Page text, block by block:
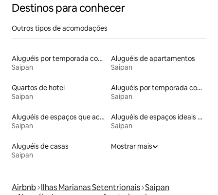
Destinos para conhecer
Outros tipos de acomodações
Aluguéis por temporada com café da manhã
Saipan
Aluguéis de apartamentos
Saipan
Quartos de hotel
Saipan
Aluguéis por temporada com acesso à praia
Saipan
Aluguéis de espaços que aceitam animais de estimação
Saipan
Aluguéis de espaços ideais para famílias
Saipan
Aluguéis de casas
Saipan
Mostrar mais
Airbnb Ilhas Marianas Setentrionais Saipan